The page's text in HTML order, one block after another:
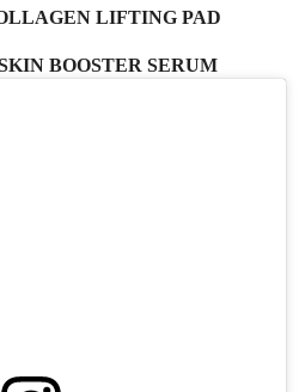
LIFTING PAD
BOOSTER SERUM